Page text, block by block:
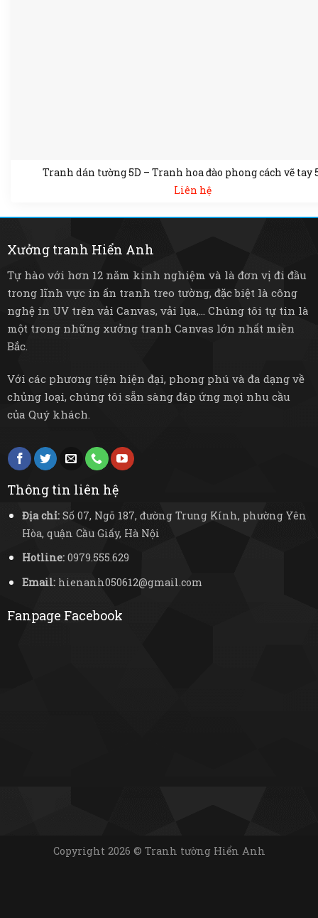
Tranh dán tường 5D – Tranh hoa đào phong cách vẽ tay
Liên hệ
Xưởng tranh Hiển Anh
Tự hào với hơn 12 năm kinh nghiệm và là đơn vị đi đầu
trong lĩnh vực in ấn tranh treo tường, đặc biệt là công
nghệ in UV trên vải Canvas, vải lụa,... Chúng tôi tự tin là
một trong những xưởng tranh Canvas lớn nhất miền
Bắc.
Với các phương tiện hiện đại, phong phú và đa dạng về
chủng loại, chúng tôi sẵn sàng đáp ứng mọi nhu cầu
của Quý khách.
Thông tin liên hệ
Địa chỉ:Số 07, Ngõ 187, đường Trung Kính, phường Yên
Hòa, quận Cầu Giấy, Hà Nội
Hotline:0979.555.629
Email:hienanh050612@gmail.com
Fanpage Facebook
Copyright 2026 © Tranh tường Hiển Anh